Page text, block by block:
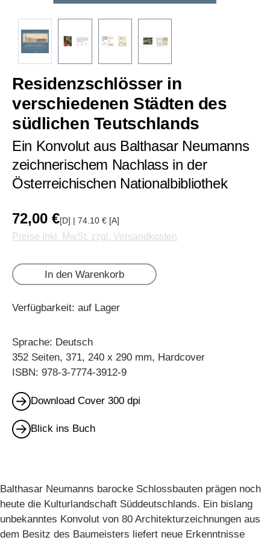
Residenzschlösser in
verschiedenen Städten des
südlichen Teutschlands
Ein Konvolut aus Balthasar Neumanns
zeichnerischem Nachlass in der
Österreichischen Nationalbibliothek
72,00 €[D] | 74.10 € [A]
Preise inkl. MwSt. zzgl. Versandkosten
In den Warenkorb
Verfügbarkeit: auf Lager
Sprache: Deutsch
352 Seiten, 371, 240 x 290 mm, Hardcover
ISBN: 978-3-7774-3912-9
Download Cover 300 dpi
Blick ins Buch
Balthasar Neumanns barocke Schlossbauten prägen noch
heute die Kulturlandschaft Süddeutschlands. Ein bislang
unbekanntes Konvolut von 80 Architekturzeichnungen aus
dem Besitz des Baumeisters liefert neue Erkenntnisse